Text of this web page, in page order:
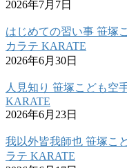
2026年7月7日
はじめての習い事 笹塚
カラテ KARATE
2026年6月30日
人見知り 笹塚こども空
KARATE
2026年6月23日
我以外皆我師也 笹塚こ
ラテ KARATE